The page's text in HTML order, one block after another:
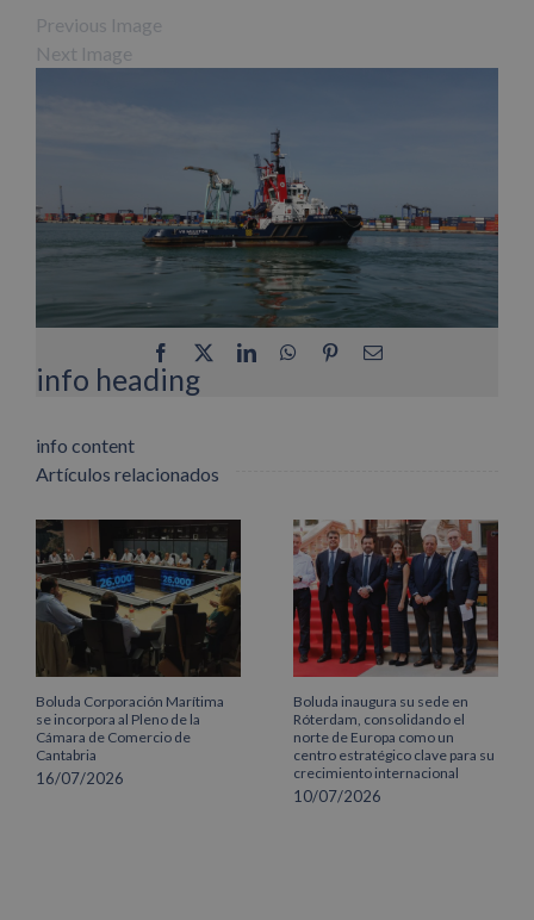
Previous Image
Next Image
info heading
info content
Facebook LinkedInWhatsApp
PinterestCorreo
Artículos relacionados
Boluda Corporación Marítima
se incorpora al Pleno de la
Cámara de Comercio de
Cantabria
16/07/2026
Boluda inaugura su sede en
Róterdam, consolidando el
norte de Europa como un
centro estratégico clave para su
crecimiento internacional
10/07/2026